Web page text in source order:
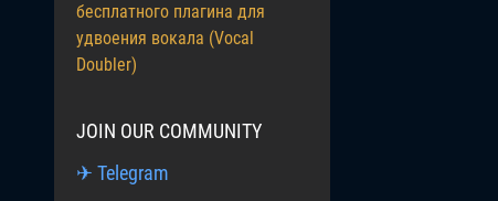
бесплатного плагина для
удвоения вокала (Vocal
Doubler)
JOIN OUR COMMUNITY
✈ Telegram